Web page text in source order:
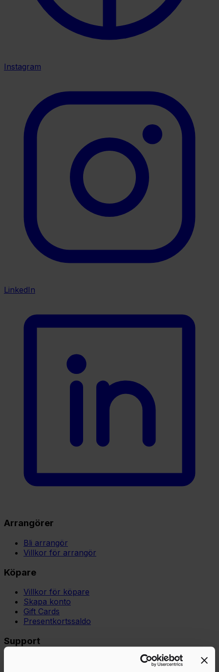
Instagram
LinkedIn
Arrangörer
Bli arrangör
Villkor för arrangör
Köpare
Villkor för köpare
Skapa konto
Gift Cards
Presentkortssaldo
Support